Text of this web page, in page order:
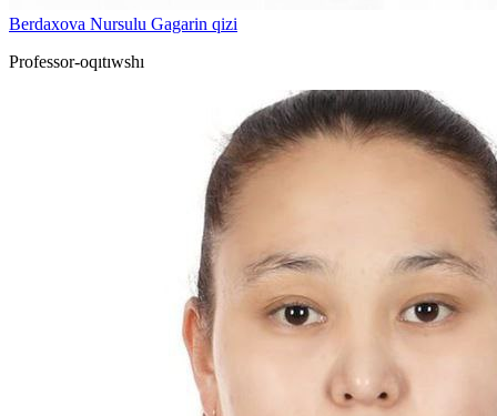
Berdaxova Nursulu Gagarin qizi
Professor-oqıtıwshı